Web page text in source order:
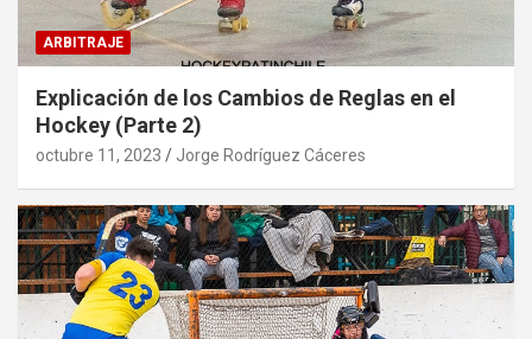
ARBITRAJE
Explicación de los Cambios de Reglas en el
Hockey (Parte 2)
octubre 11, 2023 Jorge Rodríguez Cáceres